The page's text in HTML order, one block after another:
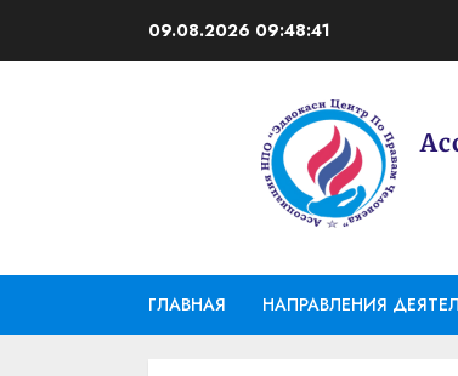
09.08.2026 09:48:41
ГЛАВНАЯ НАПРАВЛЕНИЯ